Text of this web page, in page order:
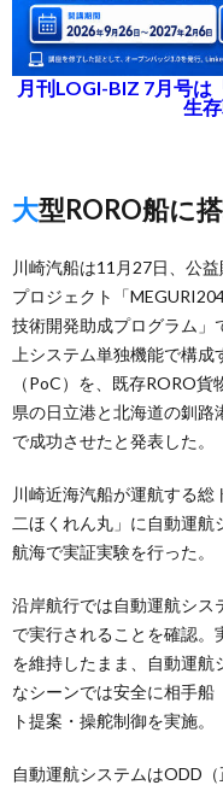
月刊LOGI-BIZ 7月号は
生
大型RORO船に
川崎汽船は11月27日、公
プロジェクト「
技術開発助成プログラム」
上システム単独機能で構
（PoC）を、既存RORO
県の日立港と北海道の釧路
で成功させたと発表した。
川崎近海汽船が運航する
二ほくれん丸」に自動運
航海で実証実験を行った。
沿岸航行では自動運航シス
で実行されることを確認。
を維持したまま、自動運
なシーンでは安全に相手船
ト提案・操舵制御を実施。
自動運航システムはODD